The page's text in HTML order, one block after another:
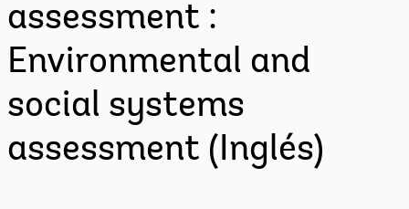
assessment :
Environmental and
social systems
assessment (Inglés)